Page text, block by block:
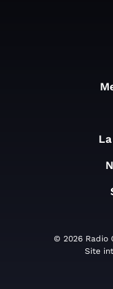
© 2026 Radio
Site